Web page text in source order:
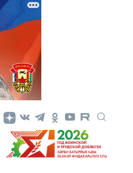
Поколение будущего